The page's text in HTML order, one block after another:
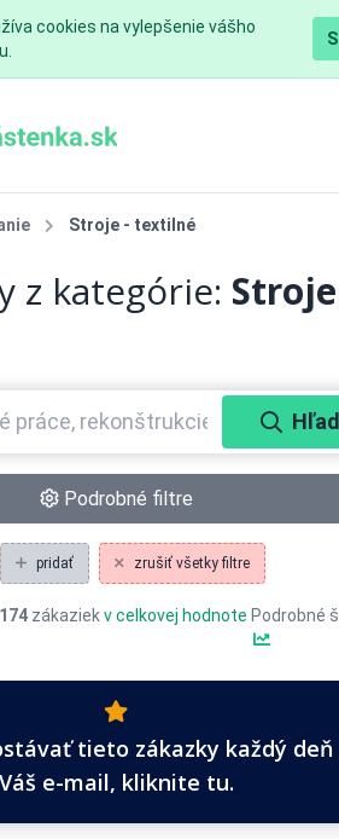
cookies na vylepšenie vášho
Stroje - textilné
z kategórie:
Podrobné filtre
pridať zrušiť všetky filtre
174 zákaziekv celkovej hodnote Podrobné
tieto zákazky každý deň
Váš e-mail, kliknite tu.